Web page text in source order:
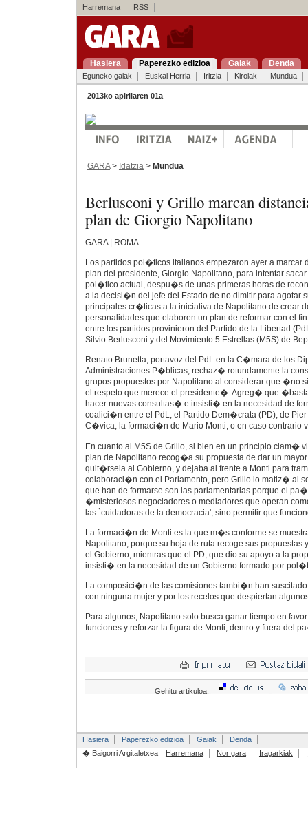
Harremana RSS
Hasiera Paperezko edizioa Gaiak Denda
Eguneko gaiak Euskal Herria Iritzia Kirolak Mundua
2013ko apirilaren 01a
GARA> Idatzia > Mundua
Berlusconi y Grillo marcan
plan de Giorgio Napolitano
GARA | ROMA
Los partidos pol�ticos italianos empezaron ayer a marcar
plan del presidente, Giorgio Napolitano, para intentar
pol�tico actual, despu�s de unas primeras horas de
a la decisi�n del jefe del Estado de no dimitir para agotar
principales cr�ticas a la iniciativa de Napolitano de crear
personalidades que elaboren un plan de reformar con el
entre los partidos provinieron del Partido de la Libertad
Silvio Berlusconi y del Movimiento 5 Estrellas (M5S) de
Renato Brunetta, portavoz del PdL en la C�mara de los
Administraciones P�blicas, rechaz� rotundamente la
grupos propuestos por Napolitano al considerar que �no
el respeto que merece el presidente�. Agreg� que
hacer nuevas consultas� e insisti� en la necesidad de
coalici�n entre el PdL, el Partido Dem�crata (PD), de
C�vica, la formaci�n de Mario Monti, o en caso contrario
En cuanto al M5S de Grillo, si bien en un principio clam�
plan de Napolitano recog�a su propuesta de dar un
quit�rsela al Gobierno, y dejaba al frente a Monti para
colaboraci�n con el Parlamento, pero Grillo lo matiz� al
que han de formarse son las parlamentarias porque el
�misteriosos negociadores o mediadores que operan
las `cuidadoras de la democracia', sino permitir que
La formaci�n de Monti es la que m�s conforme se
Napolitano, porque su hoja de ruta recoge sus
el Gobierno, mientras que el PD, que dio su apoyo a la
insisti� en la necesidad de un Gobierno formado por
La composici�n de las comisiones tambi�n han
con ninguna mujer y por los recelos que despiertan
Para algunos, Napolitano solo busca ganar tiempo en
funciones y reforzar la figura de Monti, dentro y fuera del
Gehitu artikuloa:
Hasiera Paperezko edizioa Gaiak
Denda
� Baigorri Argitaletxea
Harremana Nor gara Iragarkiak